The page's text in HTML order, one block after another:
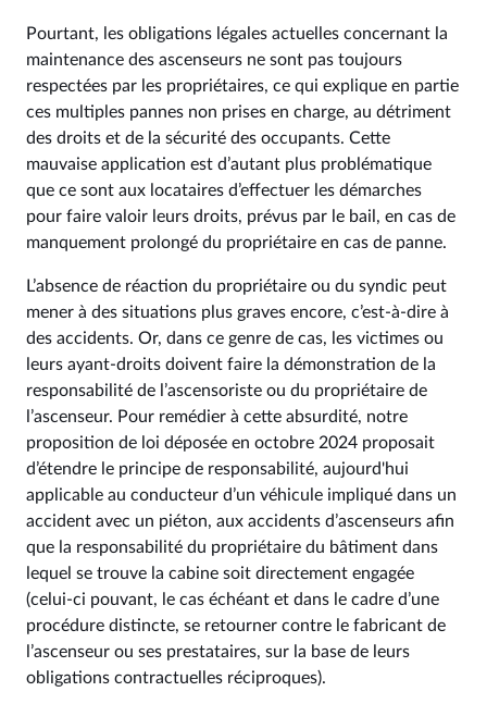
Pourtant, les obligations légales actuelles concernant la
maintenance des ascenseurs ne sont pas toujours
respectées par les propriétaires, ce qui explique en partie
ces multiples pannes non prises en charge, au détriment
des droits et de la sécurité des occupants. Cette
mauvaise application est d’autant plus problématique
que ce sont aux locataires d’effectuer les démarches
pour faire valoir leurs droits, prévus par le bail, en cas de
manquement prolongé du propriétaire en cas de panne.
L’absence de réaction du propriétaire ou du syndic peut
mener à des situations plus graves encore, c’est-à-dire à
des accidents. Or, dans ce genre de cas, les victimes ou
leurs ayant-droits doivent faire la démonstration de la
responsabilité de l’ascensoriste ou du propriétaire de
l’ascenseur. Pour remédier à cette absurdité, notre
proposition de loi déposée en octobre 2024 proposait
d’étendre le principe de responsabilité, aujourd'hui
applicable au conducteur d’un véhicule impliqué dans un
accident avec un piéton, aux accidents d’ascenseurs afin
que la responsabilité du propriétaire du bâtiment dans
lequel se trouve la cabine soit directement engagée
(celui-ci pouvant, le cas échéant et dans le cadre d’une
procédure distincte, se retourner contre le fabricant de
l’ascenseur ou ses prestataires, sur la base de leurs
obligations contractuelles réciproques).